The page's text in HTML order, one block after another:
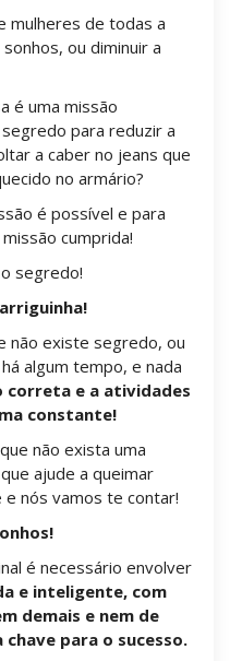
mulheres de todas a
ou diminuir a
é uma missão
para reduzir a
a caber no jeans que
no armário?
é possível e para
cumprida!
segredo!
não existe segredo, ou
algum tempo, e nada
correta e a atividades
constante!
não exista uma
ajude a queimar
nós vamos te contar!
é necessário envolver
e inteligente, com
demais e nem de
para o sucesso.